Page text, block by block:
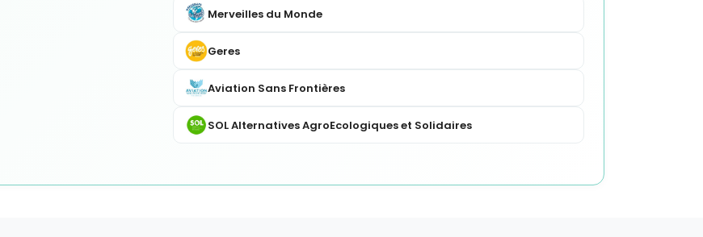
Merveilles du Monde
Geres
Aviation Sans Frontières
SOL Alternatives AgroEcologiques et Solidaires